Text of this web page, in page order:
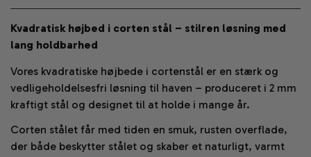
Kvadratisk højbed i corten stål – stilren løsning med
lang holdbarhed
Vores kvadratiske højbede i cortenstål er en stærk og
vedligeholdelsesfri løsning til haven – produceret i 2 mm
kraftigt stål og designet til at holde i mange år.
Corten stålet får med tiden en smuk, rusten overflade,
der både beskytter stålet og skaber et naturligt, varmt